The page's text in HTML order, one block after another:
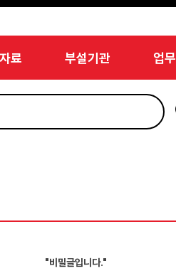
자료 부설기관 업무
"비밀글입니다."